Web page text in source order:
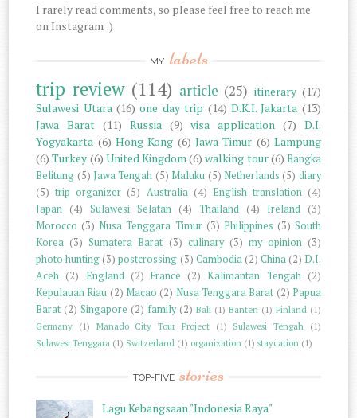
I rarely read comments, so please feel free to reach me
on Instagram ;)
MY labels
trip review (114) article (25) itinerary (17)
Sulawesi Utara (16) one day trip (14) D.K.I. Jakarta (13)
Jawa Barat (11) Russia (9) visa application (7) D.I.
Yogyakarta (6) Hong Kong (6) Jawa Timur (6) Lampung
(6) Turkey (6) United Kingdom (6) walking tour(6) Bangka
Belitung (5) Jawa Tengah (5) Maluku (5) Netherlands (5) diary
(5) trip organizer (5) Australia (4) English translation (4)
Japan (4) Sulawesi Selatan (4) Thailand (4) Ireland (3)
Morocco (3) Nusa Tenggara Timur (3) Philippines (3) South
Korea (3) Sumatera Barat (3) culinary (3) my opinion (3)
photo hunting (3) postcrossing (3) Cambodia (2) China (2) D.I.
Aceh (2) England (2) France (2) Kalimantan Tengah (2)
Kepulauan Riau (2) Macao (2) Nusa Tenggara Barat (2) Papua
Barat (2) Singapore (2) family (2) Bali (1) Banten (1) Finland (1)
Germany (1) Manado City Tour Project (1) Sulawesi Tengah
(1)
Sulawesi Tenggara (1) Switzerland (1) organization (1) staycation (1)
TOP-FIVE stories
Lagu Kebangsaan "Indonesia Raya"